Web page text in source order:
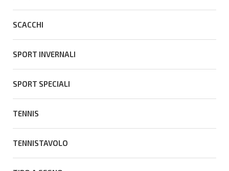
SCACCHI
SPORT INVERNALI
SPORT SPECIALI
TENNIS
TENNISTAVOLO